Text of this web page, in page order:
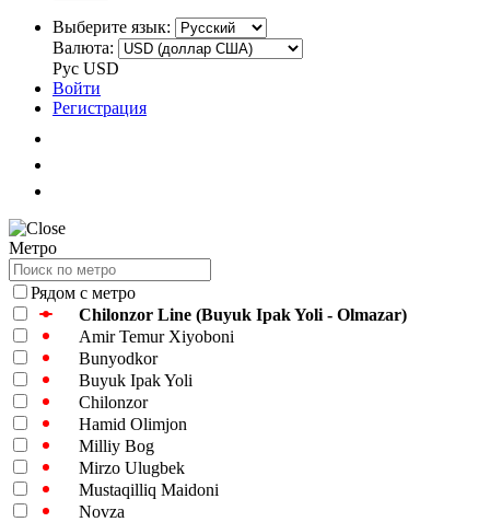
Выберите язык:
Валюта:
Рус USD
Войти
Регистрация
Метро
Рядом с метро
Chilonzor Line (Buyuk Ipak Yoli - Olmazar)
Amir Temur Xiyoboni
Bunyodkor
Buyuk Ipak Yoli
Chilonzor
Hamid Olimjon
Milliy Bog
Mirzo Ulugbek
Mustaqilliq Maidoni
Novza